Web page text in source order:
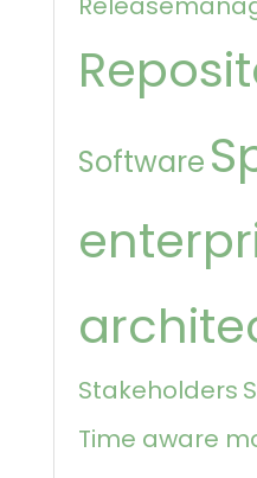
Software
Stakeholders
Time aware